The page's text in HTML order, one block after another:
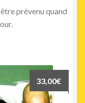
prévenu quand
33,00€